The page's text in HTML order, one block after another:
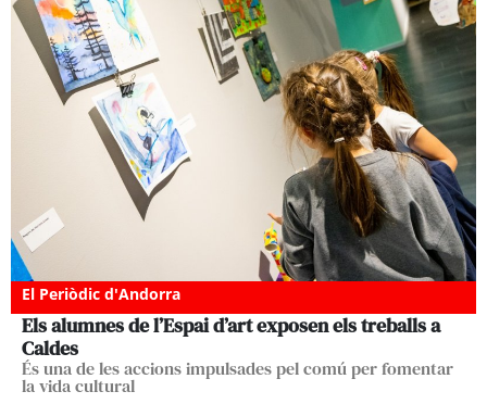
El Periòdic d'Andorra
Els alumnes de l’Espai d’art exposen els treballs a
Caldes
És una de les accions impulsades pel comú per fomentar
la vida cultural